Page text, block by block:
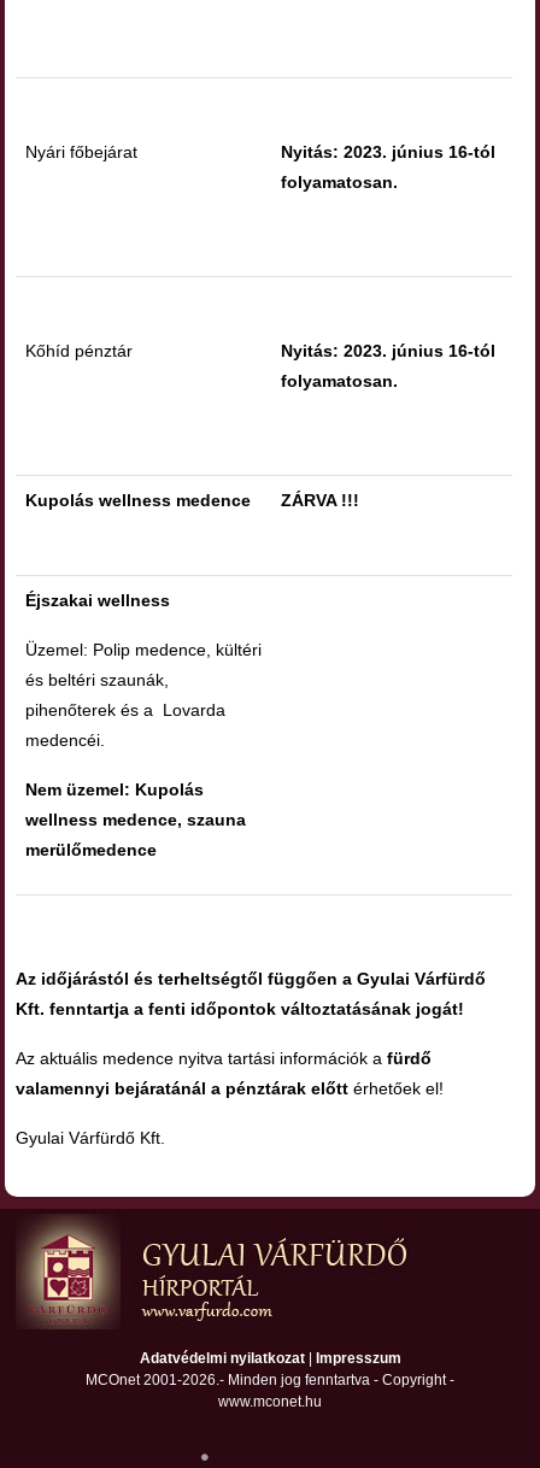
Nyári főbejárat
Nyitás: 2023. június 16-tól
folyamatosan.
Kőhíd pénztár
Nyitás: 2023. június 16-tól
folyamatosan.
Kupolás wellness medence ZÁRVA !!!
Éjszakai wellness
Üzemel: Polip medence, kültéri
és beltéri szaunák,
pihenőterek és a Lovarda
medencéi.
Nem üzemel: Kupolás
wellness medence, szauna
merülőmedence
Az időjárástól és terheltségtől függően a Gyulai Várfürdő
Kft. fenntartja a fenti időpontok változtatásának jogát!
Az aktuális medence nyitva tartási információk afürdő
valamennyi bejáratánál a pénztárak előtt érhetőek el!
Gyulai Várfürdő Kft.
Adatvédelmi nyilatkozat | Impresszum
MCOnet 2001-2026.- Minden jog fenntartva - Copyright -
www.mconet.hu